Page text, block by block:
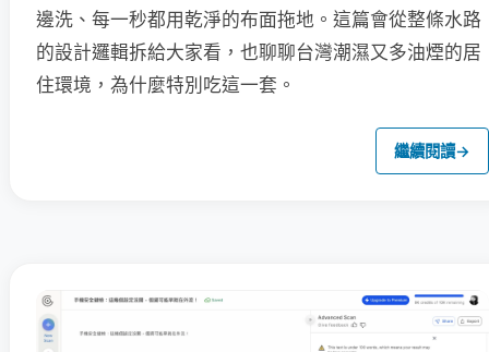
邊洗、每一秒都用乾淨的布面拖地。這篇會從整條水路
的設計邏輯拆給大家看，也聊聊台灣潮濕又多油煙的居
住環境，為什麼特別吃這一套。
繼續閱讀→